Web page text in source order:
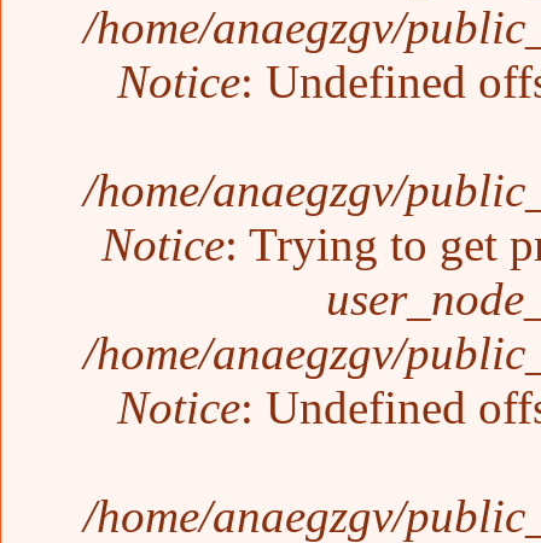
/home/anaegzgv/
Notice: Undefined
/home/anaegzgv/
Notice: Trying to get
/home/anaegzgv/
Notice: Undefined
/home/anaegzgv/